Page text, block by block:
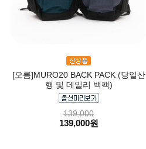
[오름]MURO20 BACK PACK (당일산
행 및 데일리 백팩)
139,000
139,000원